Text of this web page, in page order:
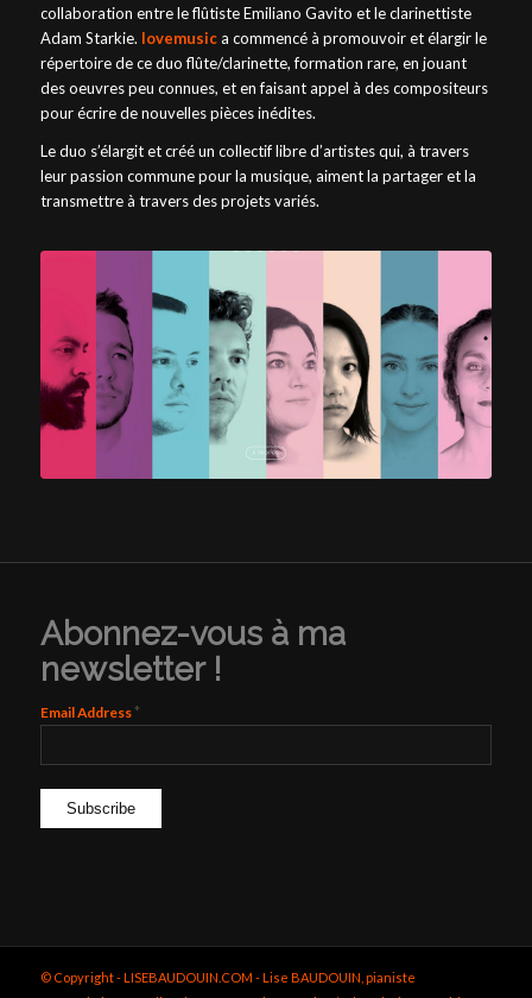
collaboration entre le flûtiste Emiliano Gavito et le clarinettiste
Adam Starkie. lovemusica commencé à promouvoir et élargir le
répertoire de ce duo flûte/clarinette, formation rare, en jouant
des oeuvres peu connues, et en faisant appel à des compositeurs
pour écrire de nouvelles pièces inédites.
Le duo s’élargit et créé un collectif libre d’artistes qui, à travers
leur passion commune pour la musique, aiment la partager et la
transmettre à travers des projets variés.
Abonnez-vous à ma
newsletter !
Email Address *
© Copyright - LISEBAUDOUIN.COM - Lise BAUDOUIN, pianiste